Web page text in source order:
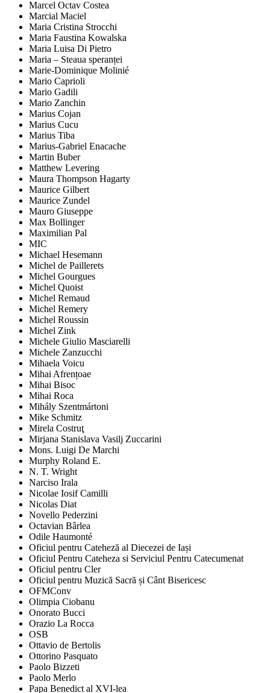
Marcel Octav Costea
Marcial Maciel
Maria Cristina Strocchi
Maria Faustina Kowalska
Maria Luisa Di Pietro
Maria – Steaua speranței
Marie-Dominique Molinié
Mario Caprioli
Mario Gadili
Mario Zanchin
Marius Cojan
Marius Cucu
Marius Tiba
Marius-Gabriel Enacache
Martin Buber
Matthew Levering
Maura Thompson Hagarty
Maurice Gilbert
Maurice Zundel
Mauro Giuseppe
Max Bollinger
Maximilian Pal
MIC
Michael Hesemann
Michel de Paillerets
Michel Gourgues
Michel Quoist
Michel Remaud
Michel Remery
Michel Roussin
Michel Zink
Michele Giulio Masciarelli
Michele Zanzucchi
Mihaela Voicu
Mihai Afrențoae
Mihai Bisoc
Mihai Roca
Mihály Szentmártoni
Mike Schmitz
Mirela Costruţ
Mirjana Stanislava Vasilj Zuccarini
Mons. Luigi De Marchi
Murphy Roland E.
N. T. Wright
Narciso Irala
Nicolae Iosif Camilli
Nicolas Diat
Novello Pederzini
Octavian Bârlea
Odile Haumonté
Oficiul pentru Cateheză al Diecezei de Iași
Oficiul Pentru Cateheza si Serviciul Pentru Catecumenat
Oficiul pentru Cler
Oficiul pentru Muzică Sacră și Cânt Bisericesc
OFMConv
Olimpia Ciobanu
Onorato Bucci
Orazio La Rocca
OSB
Ottavio de Bertolis
Ottorino Pasquato
Paolo Bizzeti
Paolo Merlo
Papa Benedict al XVI-lea